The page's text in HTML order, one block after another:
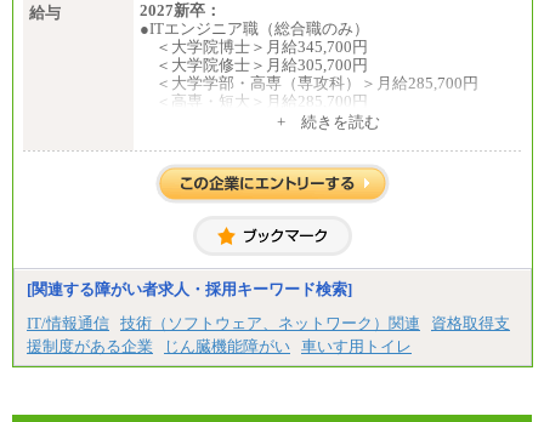
給与
2027新卒：
●ITエンジニア職（総合職のみ）
＜大学院博士＞月給345,700円
＜大学院修士＞月給305,700円
＜大学学部・高専（専攻科）＞月給285,700円
＜高専・短大＞月給285,700円
＜大学院修士・博士＞月給：305,700円（総合職）
＜大学学部＞月給：285,700円（総合職）／253,10
0円（一般職）
00円（一般職）
※試用期間中の条件変更：無
中途：
■正社員採用■
＜総合職＞
大学院博士 ： 月給345,700円～
高専・短大： 月給285,700円～
+ 続きを読む
[関連する障がい者求人・採用キーワード検索]
IT/情報通信 技術（ソフトウェア、ネットワーク）関連
資格取得支
援制度がある企業
じん臓機能障がい 車いす用トイレ